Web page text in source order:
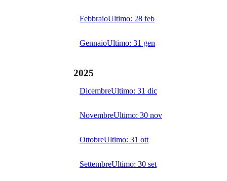
FebbraioUltimo: 28 feb
GennaioUltimo: 31 gen
2025
DicembreUltimo: 31 dic
NovembreUltimo: 30 nov
OttobreUltimo: 31 ott
SettembreUltimo: 30 set